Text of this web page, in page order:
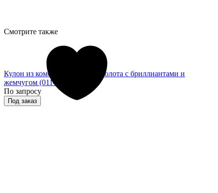
Кулон из комбинированного золота с бриллиантами и
жемчугом (011467)
По запросу
Под заказ
Смотрите также